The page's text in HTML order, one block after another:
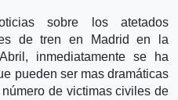
sobre los atetados
de tren en Madrid en la
inmediatamente se ha
pueden ser mas dramáticas
de victimas civiles de